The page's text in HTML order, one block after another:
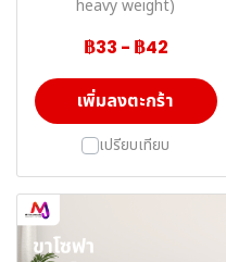
heavy weight)
฿33 - ฿42
เพิ่มลงตะกร้า
เปรียบเทียบ